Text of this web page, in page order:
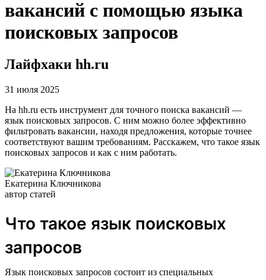
вакансий с помощью языка
поисковых запросов
Лайфхаки hh.ru
31 июля 2025
На hh.ru есть инструмент для точного поиска вакансий —
язык поисковых запросов. С ним можно более эффективно
фильтровать вакансии, находя предложения, которые точнее
соответствуют вашим требованиям. Расскажем, что такое язык
поисковых запросов и как с ним работать.
Екатерина Ключникова
автор статей
Что такое язык поисковых
запросов
Язык поисковых запросов состоит из специальных